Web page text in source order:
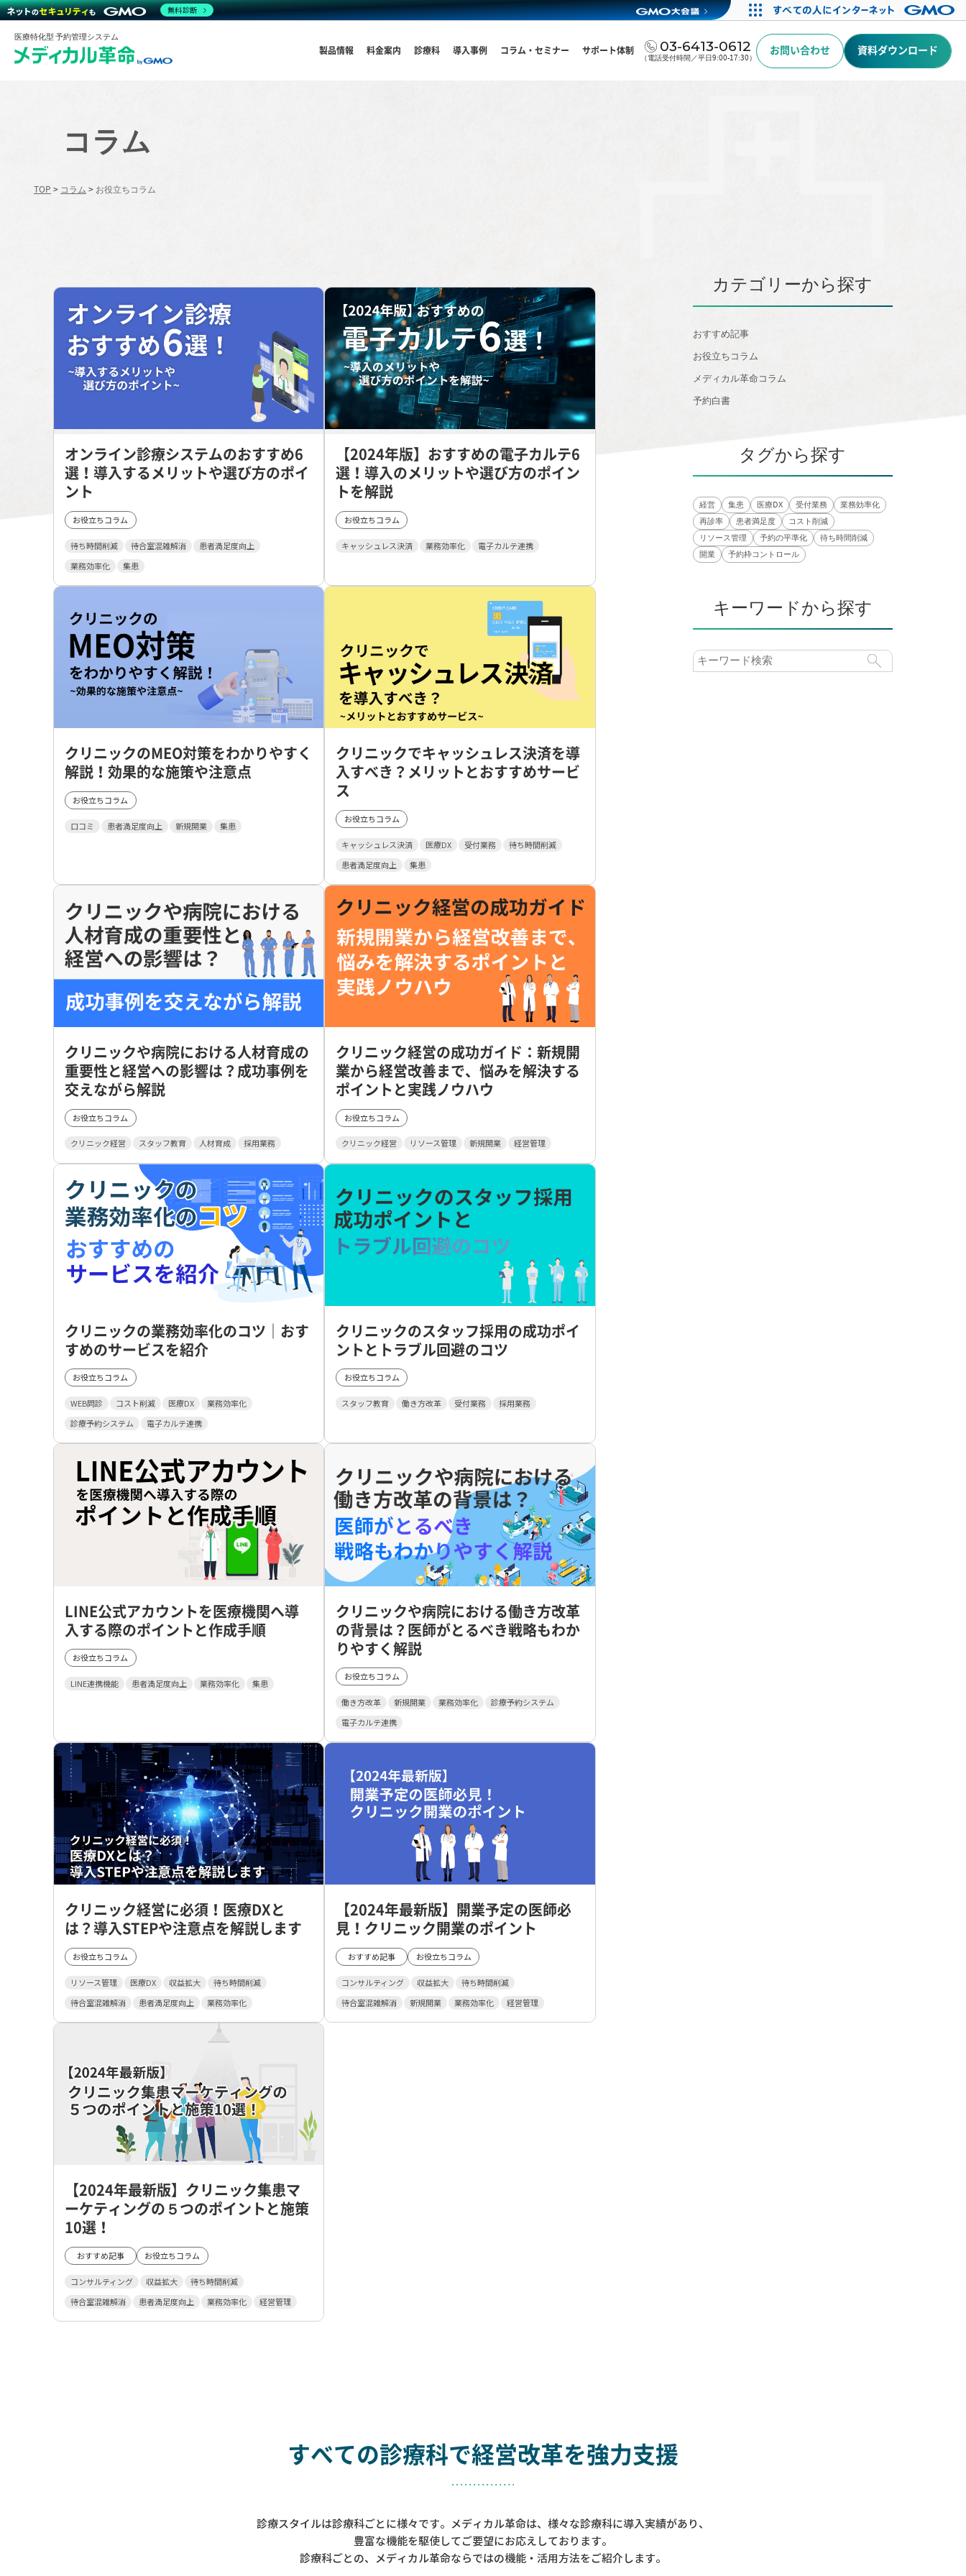
医療特化型 予約管理システム
製品情報 料金案内 診療科 導入事例 コラム・セミナー サポート体制 03-6413-0612
（電話受付時間／平日9:00-17:30）
お問い合わせ 資料ダウンロード
コラム
TOP > コラム > お役立ちコラム
オンライン診療システムのおすすめ6
選！導入するメリットや選び方のポイ
ント
お役立ちコラム
待ち時間削減 待合室混雑解消
患者満足度向上
業務効率化
集患
【2024年版】おすすめの電子カルテ6
選！導入のメリットや選び方のポイン
トを解説
お役立ちコラム
キャッシュレス決済 業務効率化 電子カルテ連携
クリニックのMEO対策をわかりやすく
解説！効果的な施策や注意点
お役立ちコラム
口コミ 患者満足度向上 新規開業 集患
クリニックでキャッシュレス決済を導
入すべき？メリットとおすすめサービ
ス
お役立ちコラム
キャッシュレス決済 医療DX 受付業務
待ち時間削減
患者満足度向上
集患
クリニックや病院における人材育成の
重要性と経営への影響は？成功事例を
交えながら解説
お役立ちコラム
クリニック経営 スタッフ教育 人材育成 採用業務
クリニック経営の成功ガイド：新規開
業から経営改善まで、悩みを解決する
ポイントと実践ノウハウ
お役立ちコラム
クリニック経営 リソース管理 新規開業 経営管理
クリニックの業務効率化のコツ｜おす
すめのサービスを紹介
お役立ちコラム
WEB問診 コスト削減 医療DX
業務効率化
診療予約システム
電子カルテ連携
クリニックのスタッフ採用の成功ポイ
ントとトラブル回避のコツ
お役立ちコラム
スタッフ教育 働き方改革 受付業務 採用業務
LINE公式アカウントを医療機関へ導
入する際のポイントと作成手順
お役立ちコラム
LINE連携機能 患者満足度向上 業務効率化 集患
クリニックや病院における働き方改革
の背景は？医師がとるべき戦略もわか
りやすく解説
お役立ちコラム
働き方改革 新規開業 業務効率化
診療予約システム
電子カルテ連携
クリニック経営に必須！医療DXと
は？導入STEPや注意点を解説します
お役立ちコラム
リソース管理 医療DX 収益拡大
待ち時間削減
待合室混雑解消
患者満足度向上 業務効率化
【2024年最新版】開業予定の医師必
見！クリニック開業のポイント
おすすめ記事 お役立ちコラム
コンサルティング 収益拡大
待ち時間削減
待合室混雑解消
新規開業 業務効率化 経営管理
【2024年最新版】クリニック集患マ
ーケティングの５つのポイントと施策
10選！
おすすめ記事 お役立ちコラム
コンサルティング 収益拡大
待ち時間削減
待合室混雑解消
患者満足度向上 業務効率化 経営管理
カテゴリーから探す
おすすめ記事
お役立ちコラム
メディカル革命コラム
予約白書
タグから探す
経営 集患 医療DX 受付業務
業務効率化
再診率
患者満足度
コスト削減
リソース管理
予約の平準化
待ち時間削減
開業
予約枠コントロール
キーワードから探す
すべての診療科で経営改革を強力支援
診療スタイルは診療科ごとに様々です。メディカル革命は、様々な診療科に導入実績があり、
豊富な機能を駆使してご要望にお応えしております。
診療科ごとの、メディカル革命ならではの機能・活用方法をご紹介します。
無料診断